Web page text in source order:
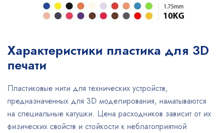
Характеристики пластика для 3D
печати
Пластиковые нити для технических устройств,
предназначенных для 3D моделирования, наматываются
на специальные катушки. Цена расходников зависит от их
физических свойств и стойкости к неблагоприятной